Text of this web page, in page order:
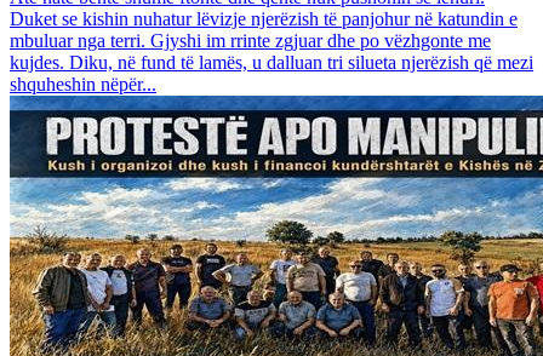
Duket se kishin nuhatur lëvizje njerëzish të panjohur në katundin e
mbuluar nga terri. Gjyshi im rrinte zgjuar dhe po vëzhgonte me
kujdes. Diku, në fund të lamës, u dalluan tri silueta njerëzish që mezi
shquheshin nëpër...